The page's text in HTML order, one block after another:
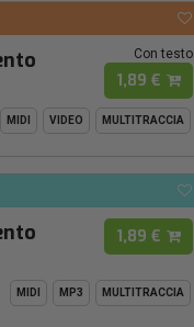
Con testo
1,89 €
MIDI VIDEO MULTITRACCIA
1,89 €
MIDI MP3 MULTITRACCIA